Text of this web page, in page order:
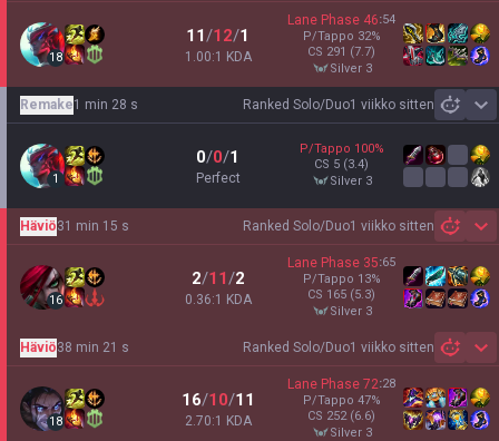
18
11/12/1
1.00:1 KDA
Lane Phase 46:54
P/Tappo 32%
CS 291 (7.7)
silver 3
Ranked Solo/Duo1 viikko sitten
Remake1 min 28 s
1
0/0/1
Perfect
P/Tappo 100%
CS 5 (3.4)
silver 3
Ranked Solo/Duo1 viikko sitten
Häviö31 min 15 s
16
2/11/2
0.36:1 KDA
Lane Phase 35:65
P/Tappo 13%
CS 165 (5.3)
silver 3
Ranked Solo/Duo1 viikko sitten
Häviö38 min 21 s
18
16/10/11
2.70:1 KDA
Lane Phase 72:28
P/Tappo 47%
CS 252 (6.6)
silver 3